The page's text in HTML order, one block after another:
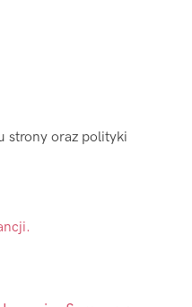
strony oraz polityki